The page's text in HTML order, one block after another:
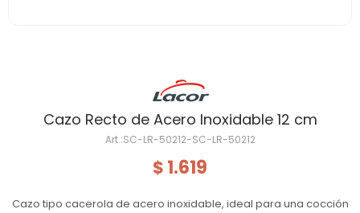
Cazo Recto de Acero Inoxidable 12 cm
SC-LR-50212-SC-LR-50212
$ 1.619
Cazo tipo cacerola de acero inoxidable, ideal para una cocción